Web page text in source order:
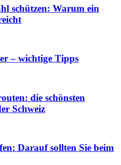
schützen: Warum ein
– wichtige Tipps
die schönsten
Schweiz
Darauf sollten Sie beim